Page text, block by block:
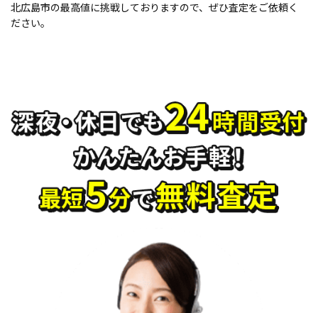
北広島市の最高値に挑戦しておりますので、ぜひ査定をご依頼く
ださい。